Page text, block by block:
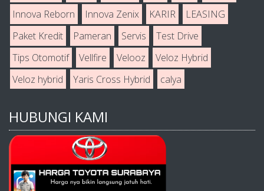
Innova Reborn
Innova Zenix KARIR
LEASING
Paket Kredit
Pameran Servis
Test Drive
Tips Otomotif
Vellfire Velooz
Veloz Hybrid
Veloz hybrid
Yaris Cross Hybrid calya
HUBUNGI KAMI